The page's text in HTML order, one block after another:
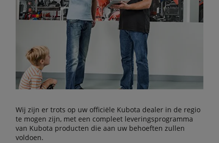
Wij zijn er trots op uw officiële Kubota dealer in de regio
te mogen zijn, met een compleet leveringsprogramma
van Kubota producten die aan uw behoeften zullen
voldoen.